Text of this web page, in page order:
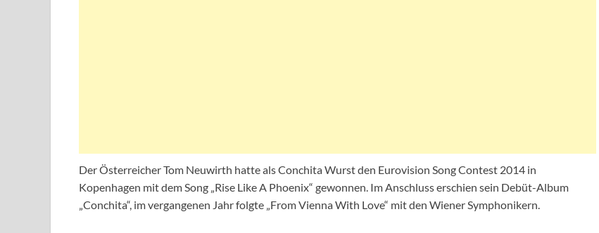
Der Österreicher Tom Neuwirth hatte als Conchita Wurst den Eurovision Song Contest 2014 in
Kopenhagen mit dem Song „Rise Like A Phoenix“ gewonnen. Im Anschluss erschien sein Debüt-Album
„Conchita“, im vergangenen Jahr folgte „From Vienna With Love“ mit den Wiener Symphonikern.